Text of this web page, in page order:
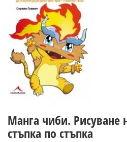
Манга чиби. Рисуване
стъпка по стъпка